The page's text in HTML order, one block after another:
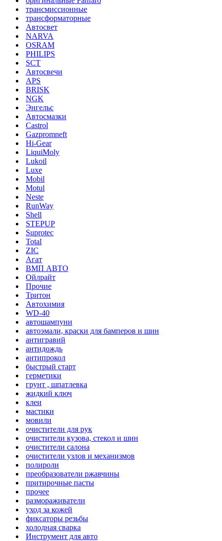
трансмиссионные
трансформаторные
Автосвет
NARVA
OSRAM
PHILIPS
SCT
Автосвечи
APS
BRISK
NGK
Энгельс
Автосмазки
Castrol
Gazpromneft
Hi-Gear
LiquiMoly
Lukoil
Luxe
Mobil
Motul
Neste
RunWay
Shell
STEPUP
Suprotec
Total
ZIC
Агат
ВМП АВТО
Ойлрайт
Прочие
Тритон
Автохимия
WD-40
автошампуни
автоэмали, краски для бамперов и шин
антигравий
антидождь
антипрокол
быстрый старт
герметики
грунт , шпатлевка
жидкий ключ
клеи
мастики
мовили
очистители для рук
очистители кузова, стекол и шин
очистители салона
очистители узлов и механизмов
полироли
преобразователи ржавчины
притирочные пасты
прочее
размораживатели
уход за кожей
фиксаторы резьбы
холодная сварка
Инструмент для авто